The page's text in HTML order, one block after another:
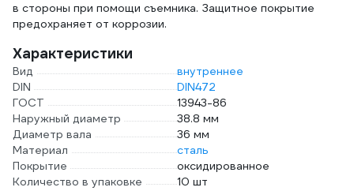
в стороны при помощи съемника. Защитное покрытие
предохраняет от коррозии.
Характеристики
Вид
внутреннее
DIN
DIN472
ГОСТ
13943-86
Наружный диаметр
38.8 мм
Диаметр вала
36 мм
Материал
сталь
Покрытие
оксидированное
Количество в упаковке
10 шт